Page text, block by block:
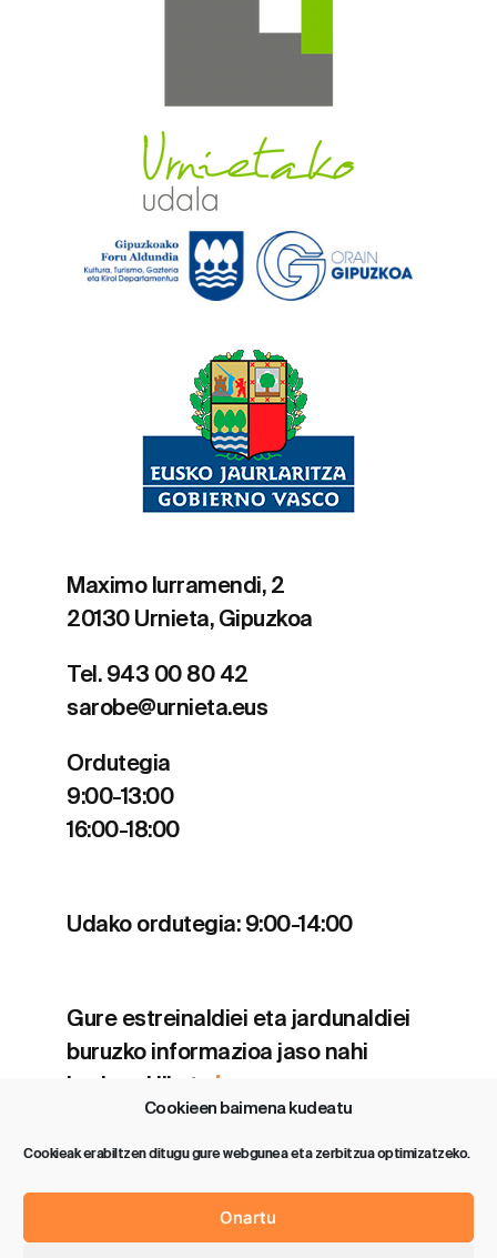
Cookieen baimena kudeatu
Cookieak erabiltzen ditugu gure webgunea eta zerbitzua optimizatzeko.
Onartu
Maximo Iurramendi, 2
20130 Urnieta, Gipuzkoa
Tel. 943 00 80 42
sarobe@urnieta.eus
Ordutegia
9:00-13:00
16:00-18:00
Udako ordutegia: 9:00-14:00
Gure estreinaldiei eta jardunaldiei
buruzko informazioa jaso nahi